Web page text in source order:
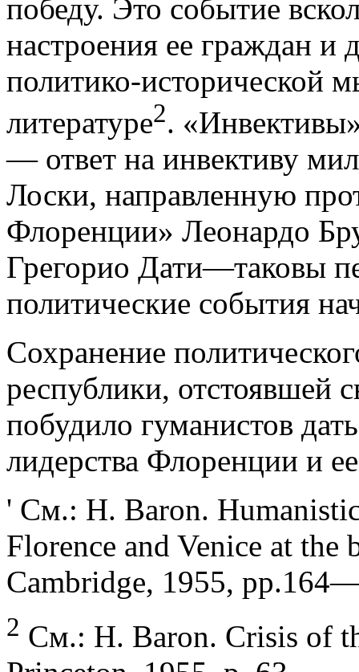
победу. Это событие
настроения ее граждан и
политико-исторической
литературе2.
— ответ на инвективу
Лоски, направленную
Флоренции» Леонардо
Грегорио Дати—таковы
политические события
Сохранение
республики, отстоявшей
побудило гуманистов
лидерства Флоренции и
' См.: Н. Baron.
Florence and Venice at
Cambridge, 1955,
2 См.: H. Baron. Crisis of